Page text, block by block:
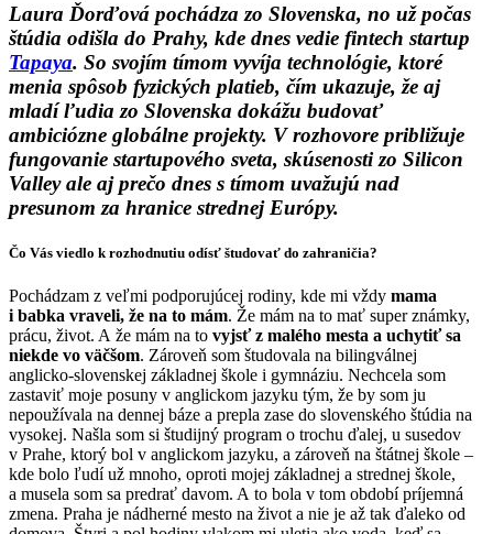
Laura Ďorďová pochádza zo Slovenska, no už počas
štúdia odišla do Prahy, kde dnes vedie fintech startup
Tapaya. So svojím tímom vyvíja technológie, ktoré
menia spôsob fyzických platieb, čím ukazuje, že aj
mladí ľudia zo Slovenska dokážu budovať
ambiciózne globálne projekty. V rozhovore približuje
fungovanie startupového sveta, skúsenosti zo Silicon
Valley ale aj prečo dnes s tímom uvažujú nad
presunom za hranice strednej Európy.
Čo Vás viedlo k rozhodnutiu odísť študovať do zahraničia?
Pochádzam z veľmi podporujúcej rodiny, kde mi vždy mama
i babka vraveli, že na to mám. Že mám na to mať super známky,
prácu, život. A že mám na to vyjsť z malého mesta a uchytiť sa
niekde vo väčšom. Zároveň som študovala na bilingválnej
anglicko-slovenskej základnej škole i gymnáziu. Nechcela som
zastaviť moje posuny v anglickom jazyku tým, že by som ju
nepoužívala na dennej báze a prepla zase do slovenského štúdia na
vysokej. Našla som si študijný program o trochu ďalej, u susedov
v Prahe, ktorý bol v anglickom jazyku, a zároveň na štátnej škole –
kde bolo ľudí už mnoho, oproti mojej základnej a strednej škole,
a musela som sa predrať davom. A to bola v tom období príjemná
zmena. Praha je nádherné mesto na život a nie je až tak ďaleko od